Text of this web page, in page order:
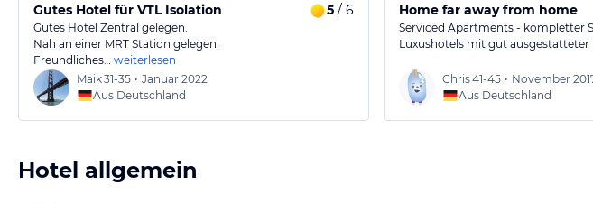
Gutes Hotel für VTL Isolation 5 / 6
Gutes Hotel Zentral gelegen.
Nah an einer MRT Station gelegen.
Freundliches… weiterlesen
Maik31-35 • Januar 2022
Aus Deutschland
Home far away from home
Serviced Apartments - kompletter
Luxushotels mit gut ausgestatteter
Chris41-45 • November
Aus Deutschland
Hotel allgemein